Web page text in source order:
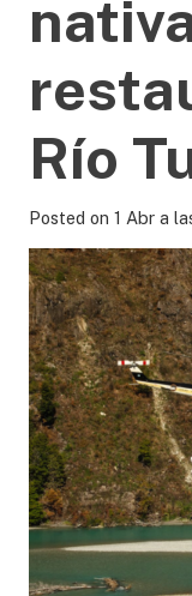
Río
Posted on 1 Abr a